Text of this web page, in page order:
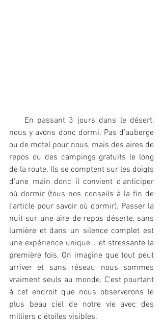
nous y avons donc dormi. Pas d’auberge
ou de motel pour nous, mais des aires de
repos ou des campings gratuits le long
de la route. Ils se comptent sur les doigts
d’une main donc il convient d’anticiper
où dormir (tous nos conseils à la fin de
l’article pour savoir où dormir). Passer la
nuit sur une aire de repos déserte, sans
lumière et dans un silence complet est
une expérience unique… et stressante la
première fois. On imagine que tout peut
arriver et sans réseau nous sommes
vraiment seuls au monde. C’est pourtant
à cet endroit que nous observerons le
plus beau ciel de notre vie avec des
milliers d’étoiles visibles.